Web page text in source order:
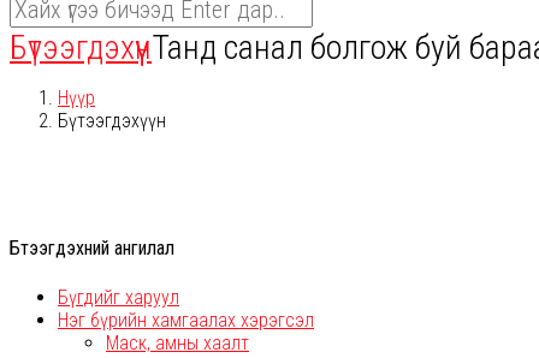
БүтээгдэхүүнТанд санал болгож буй бараа
Нүүр
Бүтээгдэхүүн
Бүтээгдэхүүний ангилал
Бүгдийг харуул
Нэг бүрийн хамгаалах хэрэгсэл
Маск, амны хаалт